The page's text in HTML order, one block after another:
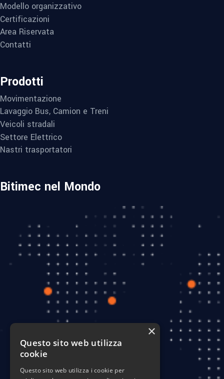
Modello organizzativo
Certificazioni
Area Riservata
Contatti
Prodotti
Movimentazione
Lavaggio Bus, Camion e Treni
Veicoli stradali
Settore Elettrico
Nastri trasportatori
Bitimec nel Mondo
×
Questo sito web utilizza
cookie
Questo sito web utilizza i cookie per